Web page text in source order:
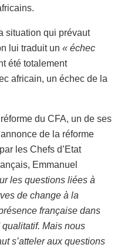
situation qui prévaut
lui traduit un « échec
été totalement
africain, un échec de la
du CFA, un de ses
de la réforme
les Chefs d’Etat
Emmanuel
les questions liées à
de change à la
française dans
Mais nous
s’atteler aux questions